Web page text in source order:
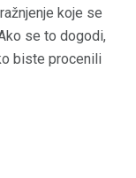
koje se
se to dogodi,
biste procenili